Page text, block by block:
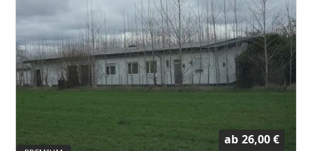
ab 26,00 €